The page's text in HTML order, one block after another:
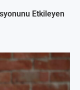
Etkileyen